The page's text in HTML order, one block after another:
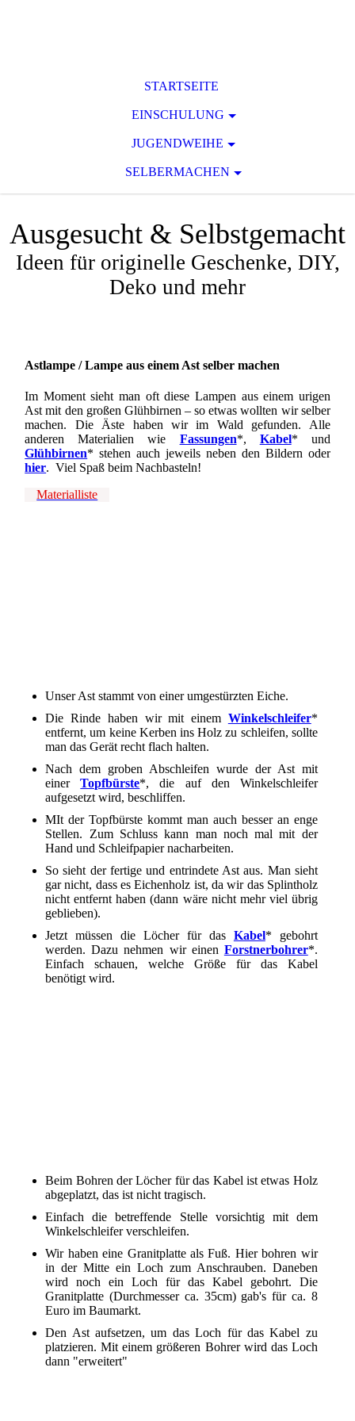
STARTSEITE
EINSCHULUNG
JUGENDWEIHE
SELBERMACHEN
Ausgesucht & Selbstgemacht
Ideen für originelle Geschenke, DIY,
Deko und mehr
Astlampe / Lampe aus einem Ast selber machen
Im Moment sieht man oft diese Lampen aus einem urigen
Ast mit den großen Glühbirnen – so etwas wollten wir selber
machen. Die Äste haben wir im Wald gefunden. Alle
anderen Materialien wie Fassungen*, Kabel* und
Glühbirnen* stehen auch jeweils neben den Bildern oder
hier. Viel Spaß beim Nachbasteln!
Materialliste
Unser Ast stammt von einer umgestürzten Eiche.
Die Rinde haben wir mit einem Winkelschleifer*
entfernt, um keine Kerben ins Holz zu schleifen, sollte
man das Gerät recht flach halten.
Nach dem groben Abschleifen wurde der Ast mit
einerTopfbürste*, die auf den Winkelschleifer
aufgesetzt wird, beschliffen.
MIt der Topfbürste kommt man auch besser an enge
Stellen. Zum Schluss kann man noch mal mit der
Hand und Schleifpapier nacharbeiten.
So sieht der fertige und entrindete Ast aus. Man sieht
gar nicht, dass es Eichenholz ist, da wir das Splintholz
nicht entfernt haben (dann wäre nicht mehr viel übrig
geblieben).
Jetzt müssen die Löcher für das Kabel* gebohrt
werden. Dazu nehmen wir einen Forstnerbohrer*.
Einfach schauen, welche Größe für das Kabel
benötigt wird.
Beim Bohren der Löcher für das Kabel ist etwas Holz
abgeplatzt, das ist nicht tragisch.
Einfach die betreffende Stelle vorsichtig mit dem
Winkelschleifer verschleifen.
Wir haben eine Granitplatte als Fuß. Hier bohren wir
in der Mitte ein Loch zum Anschrauben. Daneben
wird noch ein Loch für das Kabel gebohrt. Die
Granitplatte (Durchmesser ca. 35cm) gab's für ca. 8
Euro im Baumarkt.
Den Ast aufsetzen, um das Loch für das Kabel zu
platzieren. Mit einem größeren Bohrer wird das Loch
dann "erweitert"